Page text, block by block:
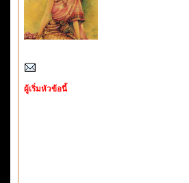
ผู้เริ่มหัวข้อนี้